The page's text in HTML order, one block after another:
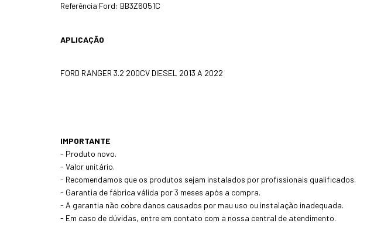
Referência Ford: BB3Z6051C
APLICAÇÃO
FORD RANGER 3.2 200CV DIESEL 2013 A 2022
IMPORTANTE
- Produto novo.
- Valor unitário.
- Recomendamos que os produtos sejam instalados por profissionais qualificados.
- Garantia de fábrica válida por 3 meses após a compra.
- A garantia não cobre danos causados por mau uso ou instalação inadequada.
- Em caso de dúvidas, entre em contato com a nossa central de atendimento.